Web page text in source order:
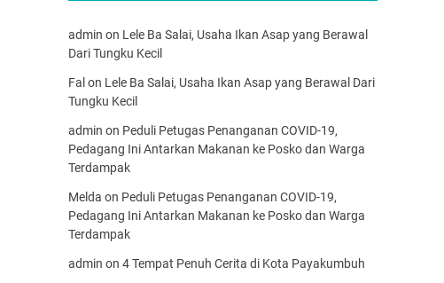
admin on Lele Ba Salai, Usaha Ikan Asap yang Berawal
Dari Tungku Kecil
Fal on Lele Ba Salai, Usaha Ikan Asap yang Berawal Dari
Tungku Kecil
admin on Peduli Petugas Penanganan COVID-19,
Pedagang Ini Antarkan Makanan ke Posko dan Warga
Terdampak
Melda on Peduli Petugas Penanganan COVID-19,
Pedagang Ini Antarkan Makanan ke Posko dan Warga
Terdampak
admin on 4 Tempat Penuh Cerita di Kota Payakumbuh